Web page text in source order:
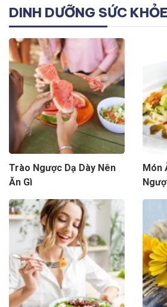
DINH DƯỠNG SỨC KHỎE
Trào Ngược Dạ Dày Nên
Ăn Gì
Món